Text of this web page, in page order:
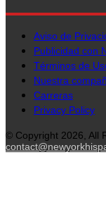
Aviso de
Publicidad con
Términos de
Nuestra
Carreras
Privacy Policy
© Copyright 2026, All